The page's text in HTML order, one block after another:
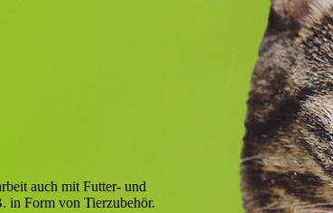
auch mit Futter- und
in Form von Tierzubehör.